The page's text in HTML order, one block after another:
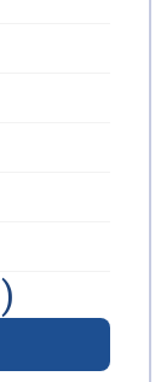
)